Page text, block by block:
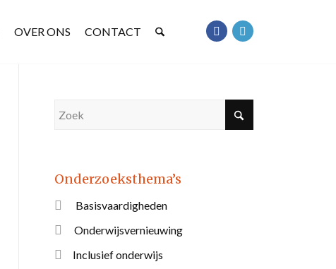
OVER ONS CONTACT
Onderzoeksthema’s
Basisvaardigheden
Onderwijsvernieuwing
Inclusief onderwijs